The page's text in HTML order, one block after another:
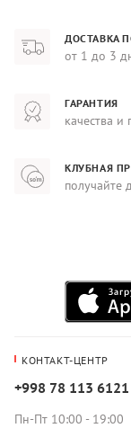
ДОСТАВКА
от 1 до 3
ГАРАНТИЯ
качества и
КЛУБНАЯ
получайте
КОНТАКТ-ЦЕНТР
+998 78 113 6121
Пн-Пт 10:00 - 19:00